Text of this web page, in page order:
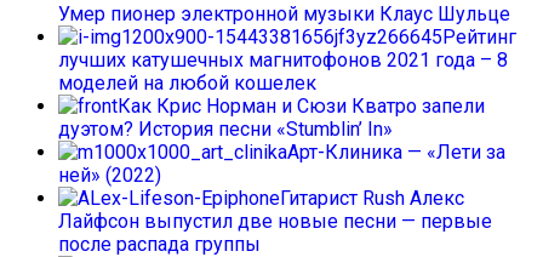
Умер пионер электронной музыки Клаус Шульце
Рейтинг
лучших катушечных магнитофонов 2021 года – 8
моделей на любой кошелек
Как Крис Норман и Сюзи Кватро запели
дуэтом? История песни «Stumblin’ In»
Арт-Клиника — «Лети за
ней» (2022)
Гитарист Rush Алекс
Лайфсон выпустил две новые песни — первые
после распада группы